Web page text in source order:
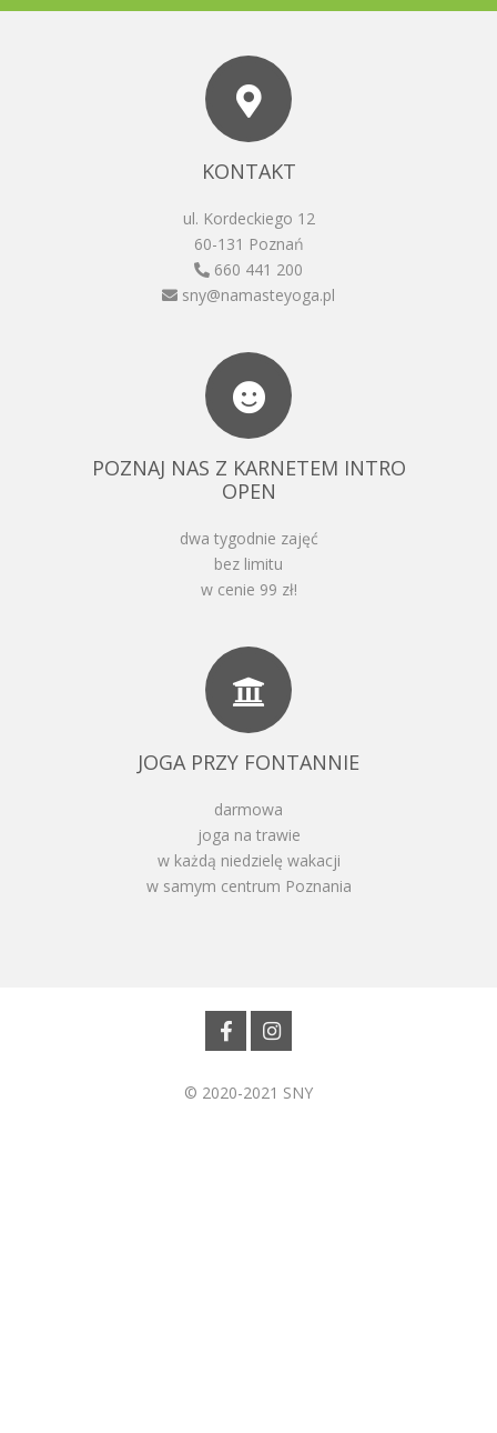
KONTAKT
ul. Kordeckiego 12
60-131 Poznań
660 441 200
sny@namasteyoga.pl
POZNAJ NAS Z KARNETEM INTRO
OPEN
dwa tygodnie zajęć
bez limitu
w cenie 99 zł!
JOGA PRZY FONTANNIE
darmowa
joga na trawie
w każdą niedzielę wakacji
w samym centrum Poznania
© 2020-2021 SNY